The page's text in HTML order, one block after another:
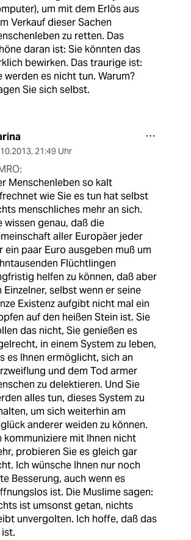
um mit dem Erlös aus
Verkauf dieser Sachen
zu retten. Das
daran ist: Sie könnten das
bewirken. Das traurige ist:
werden es nicht tun. Warum?
Sie sich selbst.
, 21:49 Uhr
Menschenleben so kalt
wie Sie es tun hat selbst
menschliches mehr an sich.
wissen genau, daß die
aller Europäer jeder
ein paar Euro ausgeben muß um
Flüchtlingen
helfen zu können, daß aber
Einzelner, selbst wenn er seine
Existenz aufgibt nicht mal ein
auf den heißen Stein ist. Sie
das nicht, Sie genießen es
in einem System zu leben,
es Ihnen ermöglicht, sich an
und dem Tod armer
zu delektieren. Und Sie
alles tun, dieses System zu
um sich weiterhin am
anderer weiden zu können.
kommuniziere mit Ihnen nicht
probieren Sie es gleich gar
Ich wünsche Ihnen nur noch
Besserung, auch wenn es
ist. Die Muslime sagen:
ist umsonst getan, nichts
unvergolten. Ich hoffe, daß das